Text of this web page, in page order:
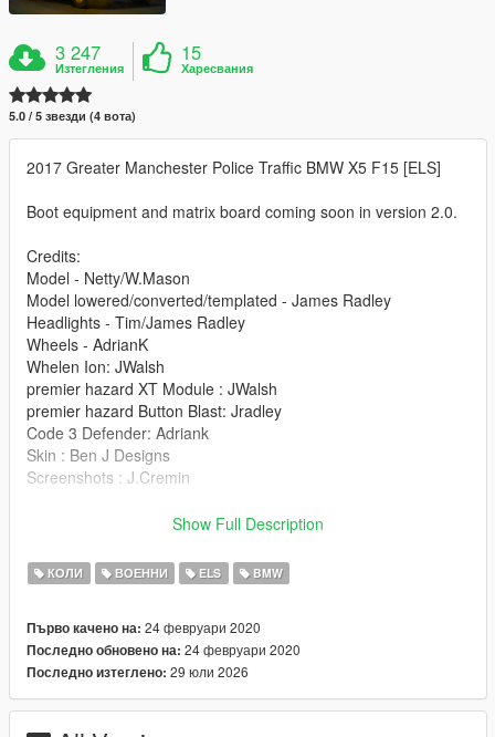
3 247
Изтегления
15
Харесвания
5.0 / 5 звезди (4 вота)
2017 Greater Manchester Police Traffic BMW X5 F15 [ELS]
Boot equipment and matrix board coming soon in version 2.0.
Credits:
Model - Netty/W.Mason
Model lowered/converted/templated - James Radley
Headlights - Tim/James Radley
Wheels - AdrianK
Whelen Ion: JWalsh
premier hazard XT Module : JWalsh
premier hazard Button Blast: Jradley
Code 3 Defender: Adriank
Skin : Ben J Designs
Screenshots : J.Cremin
police.yft
police_Hi.yft
Show Full Description
КОЛИ ВОЕННИ ELS BMW
Първо качено на: 24 февруари 2020
Последно обновено на: 24 февруари 2020
Последно изтеглено: 29 юли 2026